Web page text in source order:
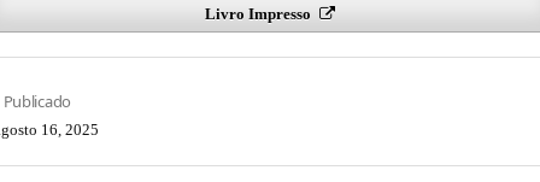
Livro Impresso
Publicado
16, 2025